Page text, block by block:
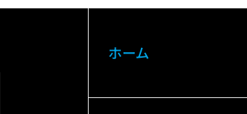
ホーム